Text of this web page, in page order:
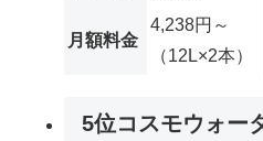
月額料金
4,238円～
（12L×2本）
5位コスモウォー